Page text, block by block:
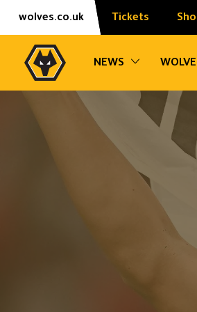
Skip
Accessibility
wolves.co.uk Tickets
NEWS Toggle